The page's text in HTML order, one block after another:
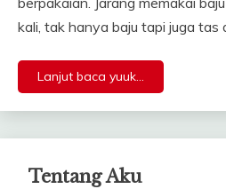
kali, tak hanya baju tapi juga tas
Lanjut baca yuuk...
Tentang Aku